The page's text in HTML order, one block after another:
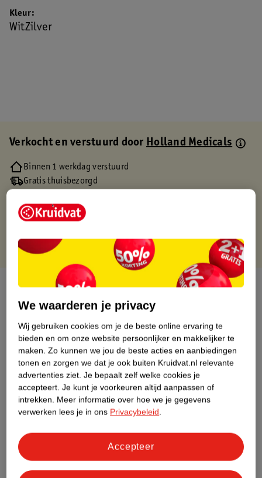
Kleur
WitZilver
Verkocht en verstuurd doorHolland Medicals
Binnen 1 werkdag verstuurd
Gratis thuisbezorgd
Gratis punten met je Kruidvat kaart
Over dit product
Productinformatie
Etiketinformatie
Nature Impact Score
Dit product heeft (nog) geen Nature
Impact Score.
Bestel & Bezorginformatie
We waarderen je privacy
Wij gebruiken cookies om je de beste online ervaring te
bieden en om onze website persoonlijker en makkelijker te
maken. Zo kunnen we jou de beste acties en aanbiedingen
tonen en zorgen we dat je ook buiten Kruidvat.nl relevante
advertenties ziet. Je bepaalt zelf welke cookies je
accepteert. Je kunt je voorkeuren altijd aanpassen of
intrekken. Meer informatie over hoe we je gegevens
verwerken lees je in ons Privacybeleid.
Accepteer